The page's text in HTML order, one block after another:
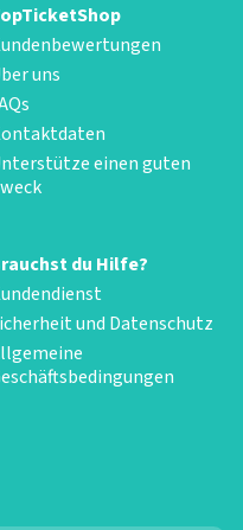
uns
einen guten
du Hilfe?
und Datenschutz